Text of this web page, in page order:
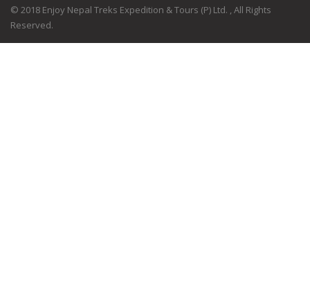
© 2018 Enjoy Nepal Treks Expedition & Tours (P) Ltd. , All Rights
Reserved.